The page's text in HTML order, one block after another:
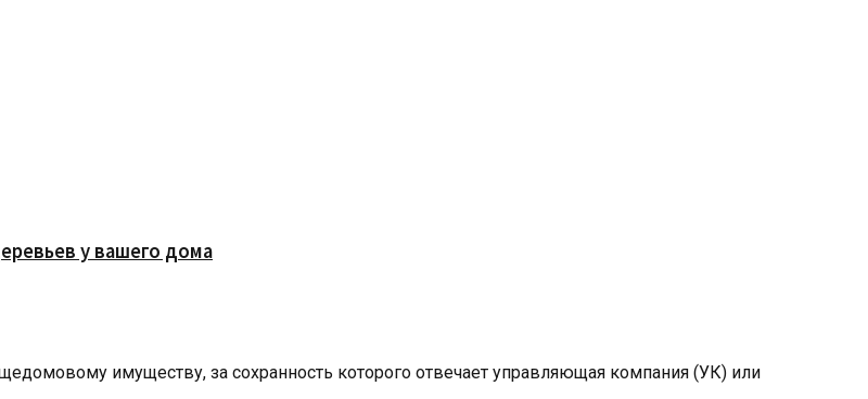
у вашего дома
имуществу, за сохранность которого отвечает управляющая компания (УК) или